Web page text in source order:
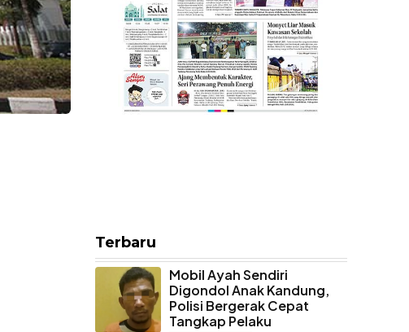
Terbaru
Mobil Ayah Sendiri
Digondol Anak Kandung,
Polisi Bergerak Cepat
Tangkap Pelaku